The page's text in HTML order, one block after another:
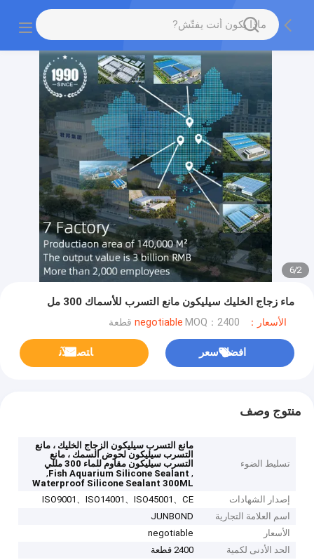
2
/
6
ماء زجاج الخليك سيليكون مانع التسرب للأسماك 300 مل
الأسعار：negotiable MOQ：2400 قطعة
افضل سعر ﺎﺘﺼﻟ ﺍﻶﻧ
منتوج وصف
تسليط الضوء
مانع التسرب سيليكون الزجاج الخليك ، مانع
التسرب سيليكون لحوض السمك ، مانع
التسرب سيليكون مقاوم للماء 300 مللي
,
Fish Aquarium Silicone Sealant
,
Waterproof Silicone Sealant 300ML
إصدار الشهادات
ISO9001、ISO14001、ISO45001、CE
اسم العلامة التجارية
JUNBOND
الأسعار
negotiable
الحد الأدنى لكمية
2400 قطعة